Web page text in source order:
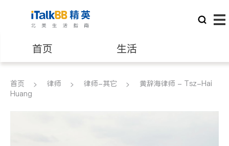
首页 生活
医生 律师
首页 律师 律师-其它
黄辞海律师 - Tsz-Hai
Huang